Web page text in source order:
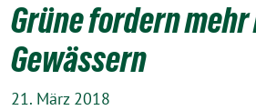
Grüne fordern mehr
Gewässern
21. März 2018